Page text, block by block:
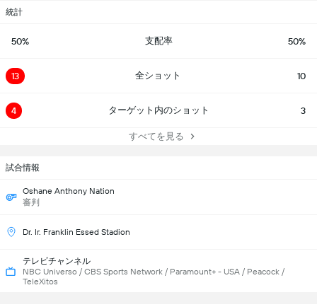
統計
50% 支配率 50%
13 全ショット 10
4 ターゲット内のショット 3
すべてを見る
試合情報
Oshane Anthony Nation
審判
Dr. Ir. Franklin Essed Stadion
テレビチャンネル
NBC Universo / CBS Sports Network / Paramount+ - USA / Peacock /
TeleXitos